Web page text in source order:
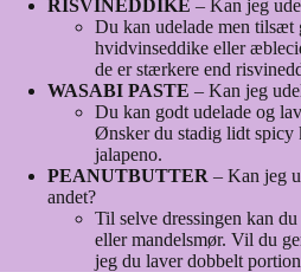
RISVINEDDIKE – Kan jeg
Du kan udelade men tilsæt
hvidvinseddike eller
de er stærkere end
WASABI PASTE – Kan jeg
Du kan godt udelade og
Ønsker du stadig lidt spicy
jalapeno.
PEANUTBUTTER – Kan jeg
andet?
Til selve dressingen kan
eller mandelsmør. Vil du
jeg du laver dobbelt